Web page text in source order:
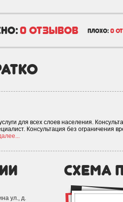
0 отзывов плохо: 0
для всех слоев населения.
Консультация без ограничения
ул., д.
схема